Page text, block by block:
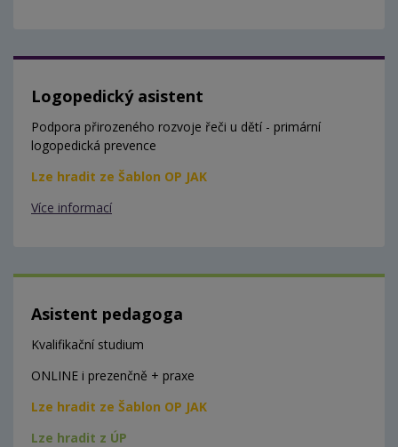
Logopedický asistent
Podpora přirozeného rozvoje řeči u dětí - primární
logopedická prevence
Lze hradit ze Šablon OP JAK
Více informací
Asistent pedagoga
Kvalifikační studium
ONLINE i prezenčně + praxe
Lze hradit ze Šablon OP JAK
Lze hradit z ÚP